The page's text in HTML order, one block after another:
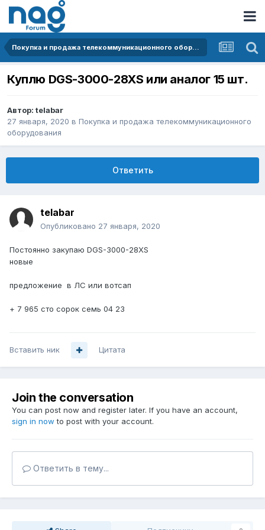
Покупка и продажа телекоммуникационного оборудования
Куплю DGS-3000-28XS или аналог 15 шт.
Автор: telabar
27 января, 2020 в Покупка и продажа телекоммуникационного
оборудования
Ответить
telabar
Опубликовано 27 января, 2020
Постоянно закупаю DGS-3000-28XS
новые
предложение в ЛС или вотсап
+ 7 965 сто сорок семь 04 23
Вставить ник Цитата
Join the conversation
You can post now and register later. If you have an account,
sign in now to post with your account.
Ответить в тему...